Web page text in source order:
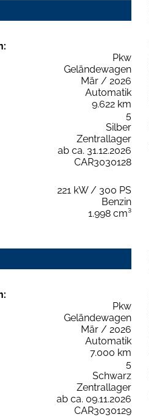
Pkw
Geländewagen
Mär / 2026
Automatik
9.622 km
5
Silber
Zentrallager
ab ca. 31.12.2026
CAR3030128
221 kW / 300 PS
Benzin
1.998 cm³
Pkw
Geländewagen
Mär / 2026
Automatik
7.000 km
5
Schwarz
Zentrallager
ab ca. 09.11.2026
CAR3030129